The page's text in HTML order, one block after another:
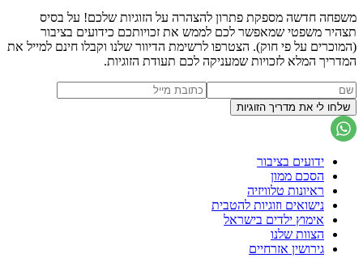
משפחה חדשה מספקת פתרון להצהרה על הזוגיות שלכם! על בסיס
תצהיר משפטי שמאפשר לכם לממש את זכויותכם כידועים בציבור
(המוכרים על פי חוק). הצטרפו לרשימת הדיוור שלנו וקבלו חינם למייל את
המדריך המלא לזכויות שמעניקה לכם תעודת הזוגיות.
ידועים בציבור
הסכם ממון
ראיונות טלוויזיה
נישואים וזוגיות להטבית
אימוץ ילדים בישראל
הצוות שלנו
גירושין אזרחיים